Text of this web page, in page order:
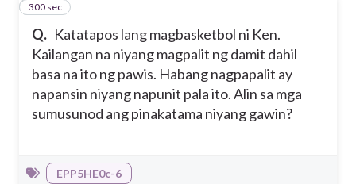
Q. Katatapos lang magbasketbol ni Ken.
Kailangan na niyang magpalit ng damit dahil
basa na ito ng pawis. Habang nagpapalit ay
napansin niyang napunit pala ito. Alin sa mga
sumusunod ang pinakatama niyang gawin?
1
300 sec
EPP5HE0c-6